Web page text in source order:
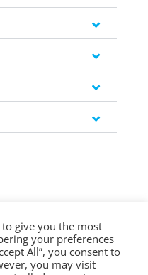
Ltd | All rights reserved.
give you the most
your preferences
All”, you consent to
you may visit